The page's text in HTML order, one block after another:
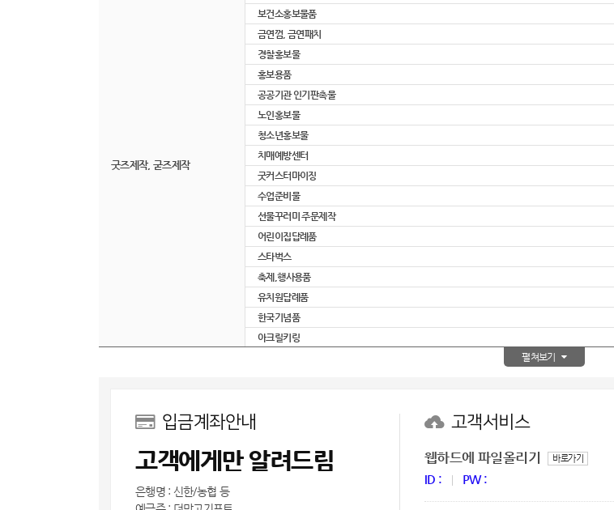
17 AP-100050
21 물티슈
AP-100052
굿즈제작, 굳즈제작
보건소홍보물품
금연껌, 금연패치
경찰홍보물
홍보용품
공공기관 인기판촉물
노인홍보물
청소년홍보물
치매예방센터
굿커스터마이징
수업준비물
선물꾸러미 주문제작
어린이집답례품
스타벅스
축제,행사용품
유치원답례품
한국기념품
아크릴키링
펼쳐보기
입금계좌안내
고객에게만 알려드림
은행명 : 신한/농협 등
고객서비스
웹하드에 파일올리기 바로가기
ID : PW :